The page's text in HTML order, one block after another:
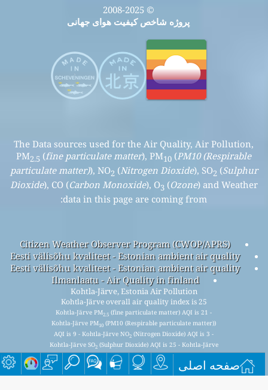
صفحه اصلی
© 2008-2025
پروژه شاخص کیفیت هوای جهانی
The Data sources used for the Air Quality, Air Pollution,
PM2.5(fine particulate matter), PM10(PM10 (Respirable
particulate matter)), NO2 (Nitrogen Dioxide), SO2 (Sulphur
Dioxide), CO (Carbon Monoxide), O3 (Ozone ) and Weather
data in this page are coming from:
Citizen Weather Observer Program (CWOP/APRS)
Eesti välisõhu kvaliteet - Estonian ambient air quality
Eesti välisõhu kvaliteet - Estonian ambient air quality
Ilmanlaatu - Air Quality in finland
Kohtla-Järve, Estonia Air Pollution
Kohtla-Järve overall air quality index is 25
Kohtla-Järve PM2.5(fine particulate matter) AQI is 21 -
Kohtla-Järve PM10(PM10 (Respirable particulate matter))
AQI is 9 - Kohtla-Järve NO 2(Nitrogen Dioxide) AQI is 3 -
Kohtla-Järve SO 2(Sulphur Dioxide) AQI is 25 - Kohtla-Järve
O (Ozone) AQI is 22 - Kohtla-Järve CO (Carbon Monoxide)
AQI is 0 -